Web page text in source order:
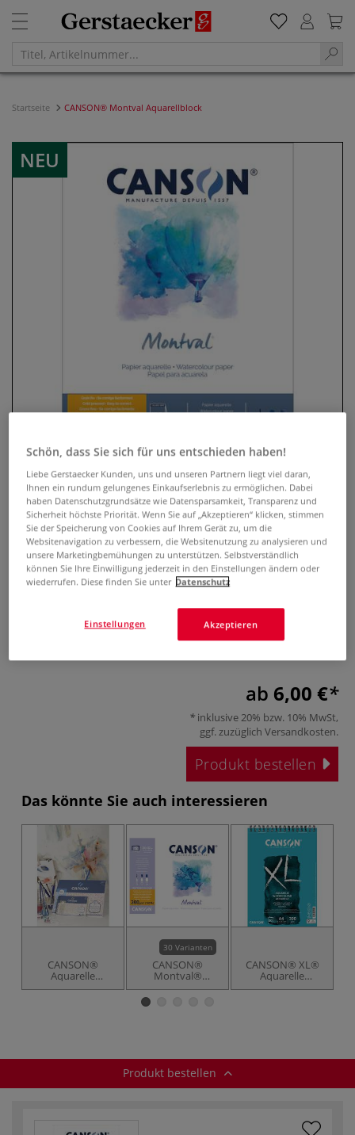
Startseite CANSON® Montval Aquarellblock
NEU
CANSON® Montval Aquarellblock
0 Bewertungen
Oberfläche und die spezielle Kernleimung ermöglichen
ab 6,00 €
inklusive 20% bzw. 10% MwSt,
ggf. zuzüglich Versandkosten.
Produkt bestellen
Das könnte Sie auch interessieren
CANSON®
Aquarelle
Aquarellpapier
30 Varianten
CANSON®
Montval®
Aquarellkarton,
CANSON® XL®
Aquarelle
Studien-
Produkt bestellen
Schön, dass Sie sich für uns entschieden haben!
Liebe Gerstaecker Kunden, uns und unseren Partnern liegt viel daran,
Ihnen ein rundum gelungenes Einkaufserlebnis zu ermöglichen. Dabei
haben Datenschutzgrundsätze wie Datensparsamkeit, Transparenz und
Sicherheit höchste Priorität. Wenn Sie auf „Akzeptieren“ klicken, stimmen
Sie der Speicherung von Cookies auf Ihrem Gerät zu, um die
Websitenavigation zu verbessern, die Websitenutzung zu analysieren und
unsere Marketingbemühungen zu unterstützen. Selbstverständlich
können Sie Ihre Einwilligung jederzeit in den Einstellungen ändern oder
wiederrufen. Diese finden Sie unter Datenschutz
Akzeptieren
Einstellungen